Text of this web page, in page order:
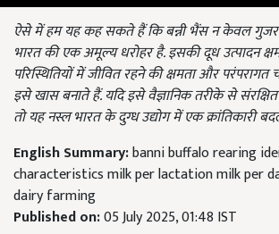
ऐसे में हम यह कह सकते हैं कि बन्नी भैंस न केवल
भारत की एक अमूल्य धरोहर है. इसकी दूध उत्पादन
परिस्थितियों में जीवित रहने की क्षमता और परंपरागत
इसे खास बनाते हैं. यदि इसे वैज्ञानिक तरीके से
तो यह नस्ल भारत के दुग्ध उद्योग में एक क्रांतिकारी
English Summary:banni buffalo rearing
characteristics milk per lactation milk per
dairy farming
Published on:05 July 2025, 01:48 IST